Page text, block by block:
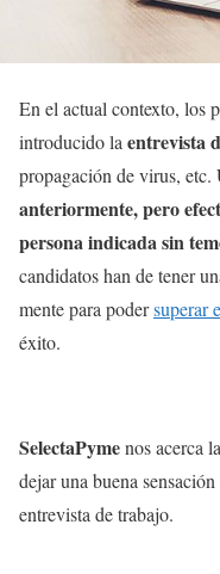
En el actual contexto, los
introducido la entrevista
propagación de virus, etc.
anteriormente, pero
persona indicada sin
candidatos han de tener
mente para podersuperar
éxito.
SelectaPymenos acerca
dejar una buena
entrevista de trabajo.